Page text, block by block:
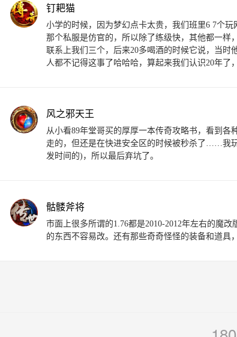
钉耙猫
小学的时候，因为梦幻点卡太贵，我们班里6 7个
那个私服是仿官的，所以除了练级快，其他都一样
联系上我们三个，后来20多喝酒的时候它说，当
人都不记得这事了哈哈哈，算起来我们认识20年了
风之邪天王
从小看89年堂哥买的厚厚一本传奇攻略书，看到
走的，但还是在快进安全区的时候被秒杀了……我
发时间的)，所以最后弃坑了。
骷髅斧将
市面上很多所谓的1.76都是2010-2012年左右的魔
的东西不容易改。还有那些奇奇怪怪的装备和道具